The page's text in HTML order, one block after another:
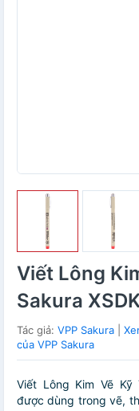
Viết Lông
Sakura
Tác giả: VPP Sakura
của VPP Sakura
Viết Lông Kim Vẽ Kỹ
được dùng trong vẽ,